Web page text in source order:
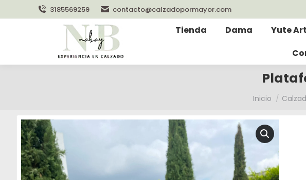
3185569259 contacto@calzadopormayor.com
Tienda Dama Yute
Estás aquí:
Inicio